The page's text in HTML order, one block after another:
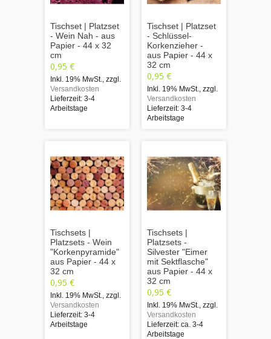
Tischset | Platzset
- Wein Nah - aus
Papier - 44 x 32
cm
0,95 €
Inkl. 19% MwSt. zzgl.
Versandkosten
Lieferzeit: 3-4
Arbeitstage
Tischset | Platzset
- Schlüssel-
Korkenzieher -
aus Papier - 44 x
32 cm
0,95 €
Inkl. 19% MwSt. zzgl.
Versandkosten
Lieferzeit: 3-4
Arbeitstage
Tischsets |
Platzsets - Wein
"Korkenpyramide"
aus Papier - 44 x
32 cm
0,95 €
Inkl. 19% MwSt. zzgl.
Versandkosten
Lieferzeit: 3-4
Arbeitstage
Tischsets |
Platzsets -
Silvester "Eimer
mit Sektflasche"
aus Papier - 44 x
32 cm
0,95 €
Inkl. 19% MwSt. zzgl.
Versandkosten
Lieferzeit: ca. 3-4
Arbeitstage